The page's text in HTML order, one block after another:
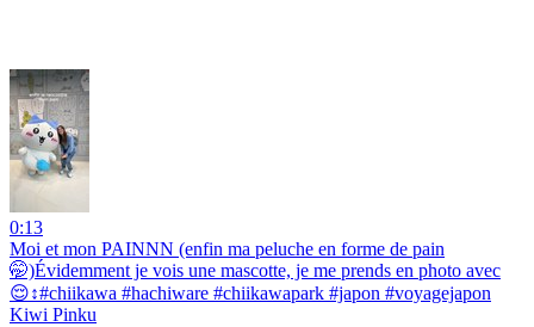
0:13
Moi et mon PAINNN (enfin ma peluche en forme de pain
🤭)Évidemment je vois une mascotte, je me prends en photo avec
😌↕️#chiikawa #hachiware #chiikawapark #japon #voyagejapon
Kiwi Pinku